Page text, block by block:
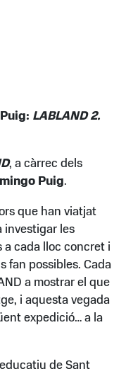
LABLAND 2.
, a càrrec dels
Puig.
que han viatjat
investigar les
cada lloc concret i
fan possibles. Cada
a mostrar el que
i aquesta vegada
expedició… a la
educatiu de Sant